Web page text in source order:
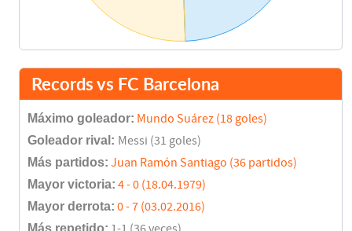
Records vs FC Barcelona
Máximo goleador: Mundo Suárez (18 goles)
Goleador rival: Messi (31 goles)
Más partidos: Juan Ramón Santiago (36 partidos)
Mayor victoria: 4 - 0 (18.04.1979)
Mayor derrota: 0 - 7 (03.02.2016)
Más repetido: